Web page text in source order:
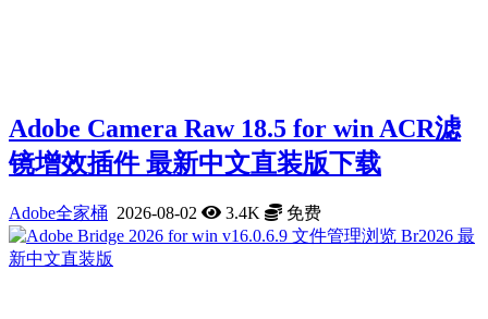
Adobe Camera Raw 18.5 for win ACR滤
镜增效插件 最新中文直装版下载
Adobe全家桶 2026-08-02 3.4K 免费